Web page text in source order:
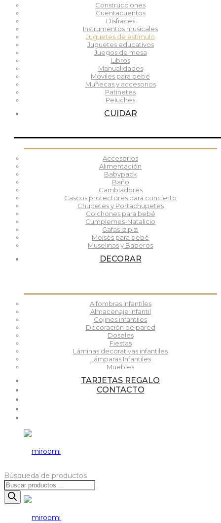
Construcciones
Cuentacuentos
Disfraces
Instrumentos musicales
Juguetes de estímulo
Juguetes educativos
Juegos de mesa
Libros
Manualidades
Móviles para bebé
Muñecas y accesorios
Patinetes
Peluches
CUIDAR
Accesorios
Alimentación
Babypack
Baño
Cambiadores
Cascos protectores para concierto
Chupetes y Portachupetes
Colchones para bebé
Cumplemes-Natalicio
Gafas Izipizi
Moisés para bebé
Muselinas y Baberos
DECORAR
Alfombras infantiles
Almacenaje infantil
Cojines infantiles
Decoración de pared
Doseles
Fiestas
Láminas decorativas infantiles
Lámparas Infantiles
Muebles
TARJETAS REGALO
CONTACTO
Búsqueda de productos